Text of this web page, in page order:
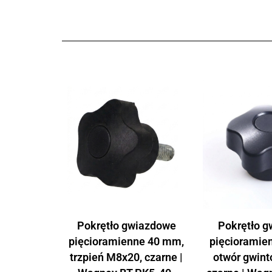
Pokrętło gwiazdowe
pięcioramienne 40 mm,
trzpień M8x20, czarne |
Pokrętło
otwór